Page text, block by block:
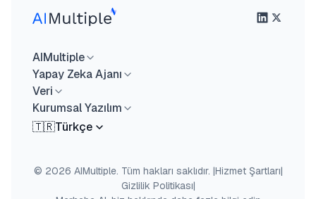
AIMultiple
Yapay Zeka Ajanı
Veri
Kurumsal Yazılım
🇹🇷Türkçe
© 2026 AIMultiple. Tüm hakları saklıdır. |Hizmet Şartları|
Gizlilik Politikası|